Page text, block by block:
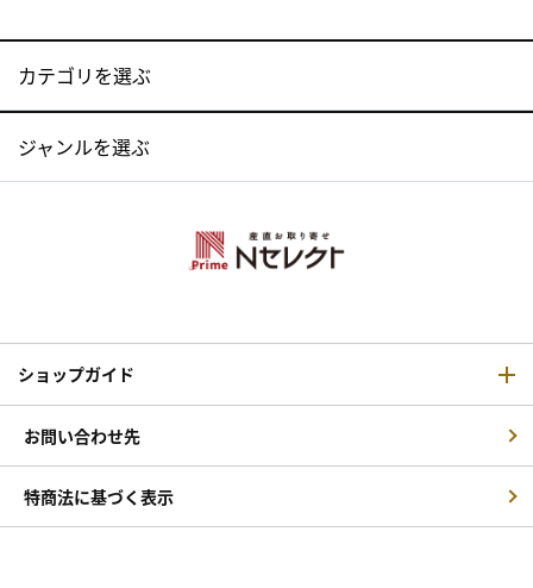
カテゴリを選ぶ
ジャンルを選ぶ
ショップガイド
お問い合わせ先
特商法に基づく表示